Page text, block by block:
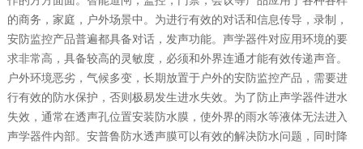
的商务，家庭，户外场景中。为进行有效的对话和信息传导，录制，
安防监控产品普遍都具备对话，发声功能。声学器件对应用环境的要
求非常高，具备较高的灵敏度，必须和外界连通才能有效传递声音。
户外环境恶劣，气候多变，长期放置于户外的安防监控产品，需要进
行有效的防水保护，否则极易发生进水失效。为了防止声学器件进水
失效，通常在透声孔位置安装防水膜，使外界的雨水等液体无法进入
声学器件内部。安普鲁防水透声膜可以有效的解决防水问题，同时降